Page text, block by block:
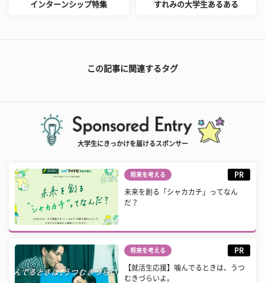
インターンシップ特集 すれみの大学生あるある
この記事に関連するタグ
大学生にきっかけを届けるスポンサー
将来を考える PR
未来を創る「シャカカチ」ってなん
だ？
将来を考える PR
【就活生応援】噛んでるときは、うつ
むきづらいよ。